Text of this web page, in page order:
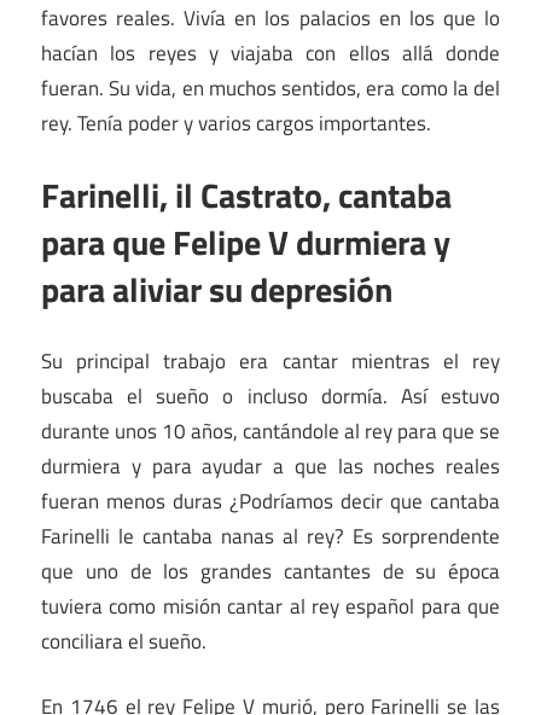
favores reales. Vivía en los palacios en los que lo
hacían los reyes y viajaba con ellos allá donde
fueran. Su vida, en muchos sentidos, era como la del
rey. Tenía poder y varios cargos importantes.
Farinelli, il Castrato, cantaba
para que Felipe V durmiera y
para aliviar su depresión
Su principal trabajo era cantar mientras el rey
buscaba el sueño o incluso dormía. Así estuvo
durante unos 10 años, cantándole al rey para que se
durmiera y para ayudar a que las noches reales
fueran menos duras ¿Podríamos decir que cantaba
Farinelli le cantaba nanas al rey? Es sorprendente
que uno de los grandes cantantes de su época
tuviera como misión cantar al rey español para que
conciliara el sueño.
En 1746 el rey Felipe V murió, pero Farinelli se las